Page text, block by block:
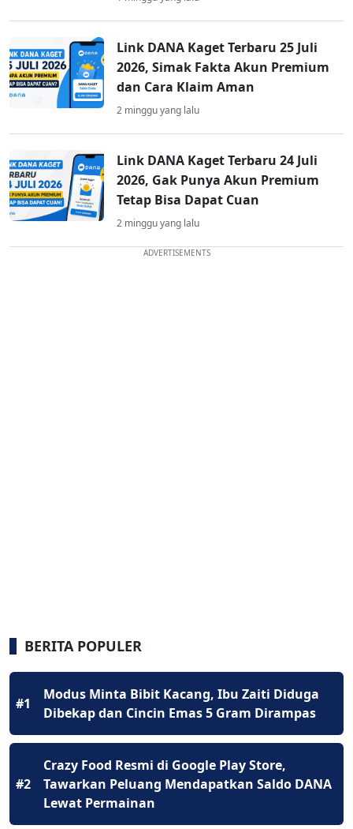
Link DANA Kaget Terbaru 25 Juli
2026, Simak Fakta Akun Premium
dan Cara Klaim Aman
2 minggu yang lalu
Link DANA Kaget Terbaru 24 Juli
2026, Gak Punya Akun Premium
Tetap Bisa Dapat Cuan
2 minggu yang lalu
ADVERTISEMENTS
BERITA POPULER
#1
Modus Minta Bibit Kacang, Ibu Zaiti Diduga
Dibekap dan Cincin Emas 5 Gram Dirampas
#2
Crazy Food Resmi di Google Play Store,
Tawarkan Peluang Mendapatkan Saldo DANA
Lewat Permainan